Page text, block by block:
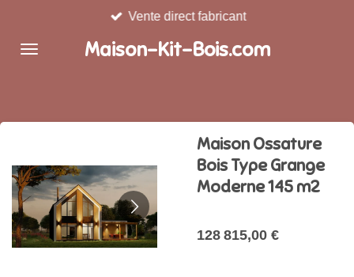
contenu
Maison-Kit-Bois.com
Vente direct fabricant
Maison Ossature
Bois Type Grange
Moderne 145 m2
128 815,00 €